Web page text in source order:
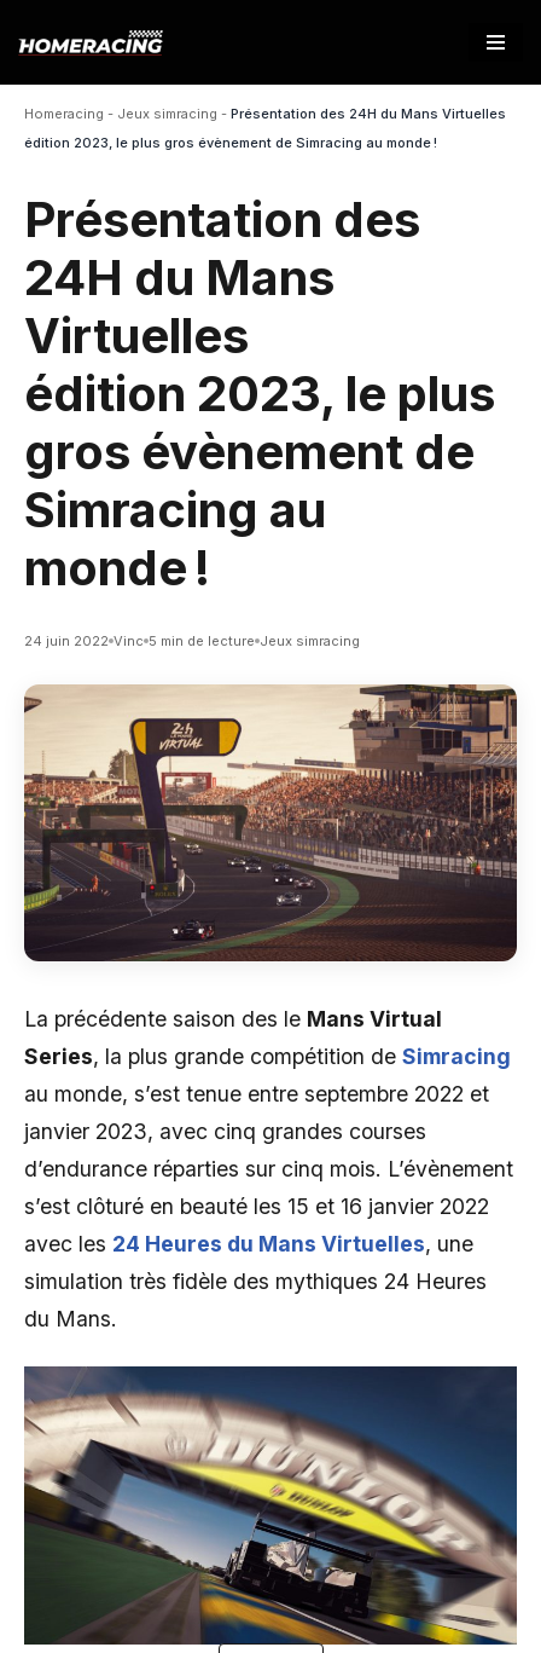
contenu
Homeracing - Jeux simracing - Présentation des 24H du Mans Virtuelles
édition 2023, le plus gros évènement de Simracing au monde !
Présentation des
24H du Mans
Virtuelles
édition 2023, le plus
gros évènement de
Simracing au
monde !
24 juin 2022 Vinc 5 min de lecture Jeux simracing
La précédente saison des le Mans Virtual
Series, la plus grande compétition de Simracing
au monde, s’est tenue entre septembre 2022 et
janvier 2023, avec cinq grandes courses
d’endurance réparties sur cinq mois. L’évènement
s’est clôturé en beauté les 15 et 16 janvier 2022
avec les 24 Heures du Mans Virtuelles, une
simulation très fidèle des mythiques 24 Heures
du Mans.